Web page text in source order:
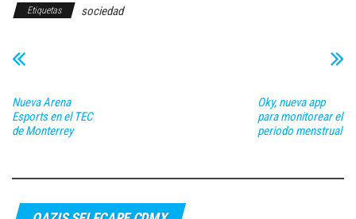
Etiquetas sociedad
Nueva Arena
Esports en el TEC
de Monterrey
Oky, nueva app
para monitorear el
periodo menstrual